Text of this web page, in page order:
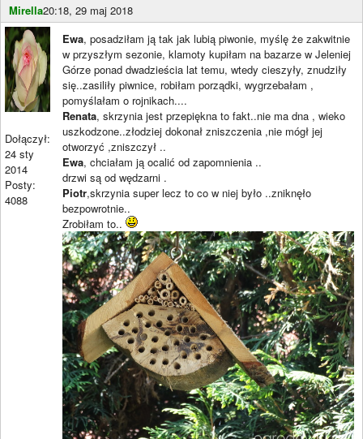
Mirella20:18, 29 maj 2018
Dołączył:
24 sty
2014
Posty:
4088
Ewa, posadziłam ją tak jak lubią piwonie, myślę że zakwitnie
w przyszłym sezonie, klamoty kupiłam na bazarze w Jeleniej
Górze ponad dwadzieścia lat temu, wtedy cieszyły, znudziły
się..zasiliły piwnice, robiłam porządki, wygrzebałam ,
pomyślałam o rojnikach....
Renata, skrzynia jest przepiękna to fakt..nie ma dna , wieko
uszkodzone..złodziej dokonał zniszczenia ,nie mógł jej
otworzyć ,zniszczył ..
Ewa, chciałam ją ocalić od zapomnienia ..
drzwi są od wędzarni .
Piotr,skrzynia super lecz to co w niej było ..zniknęło
bezpowrotnie..
Zrobiłam to..